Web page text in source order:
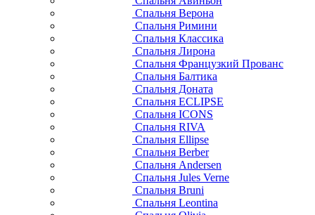
Спальня Верона
Спальня Римини
Спальня Классика
Спальня Лирона
Спальня Французкий Прованс
Спальня Балтика
Спальня Доната
Спальня ECLIPSE
Спальня ICONS
Спальня RIVA
Спальня Ellipse
Спальня Berber
Спальня Andersen
Спальня Jules Verne
Спальня Bruni
Спальня Leontina